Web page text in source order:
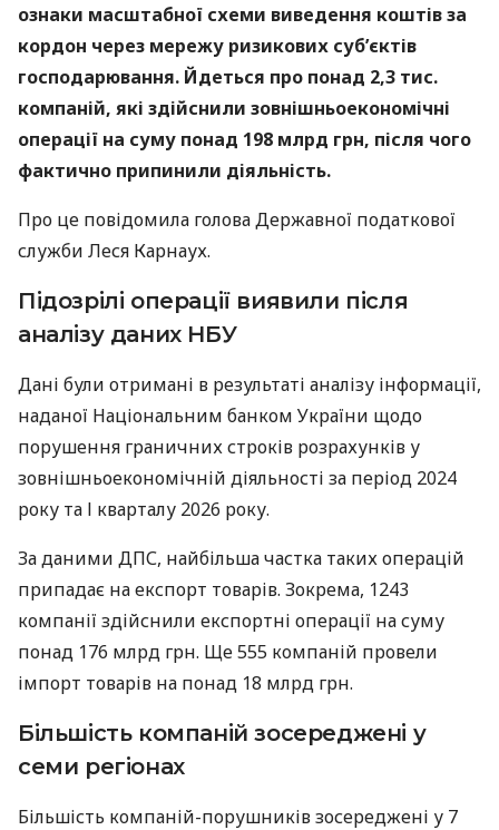
ознаки масштабної схеми виведення коштів за
кордон через мережу ризикових суб’єктів
господарювання. Йдеться про понад 2,3 тис.
компаній, які здійснили зовнішньоекономічні
операції на суму понад 198 млрд грн, після чого
фактично припинили діяльність.
Про це повідомила голова Державної податкової
служби Леся Карнаух.
Підозрілі операції виявили після
аналізу даних НБУ
Дані були отримані в результаті аналізу інформації,
наданої Національним банком України щодо
порушення граничних строків розрахунків у
зовнішньоекономічній діяльності за період 2024
року та І кварталу 2026 року.
За даними ДПС, найбільша частка таких операцій
припадає на експорт товарів. Зокрема, 1243
компанії здійснили експортні операції на суму
понад 176 млрд грн. Ще 555 компаній провели
імпорт товарів на понад 18 млрд грн.
Більшість компаній зосереджені у
семи регіонах
Більшість компаній-порушників зосереджені у 7